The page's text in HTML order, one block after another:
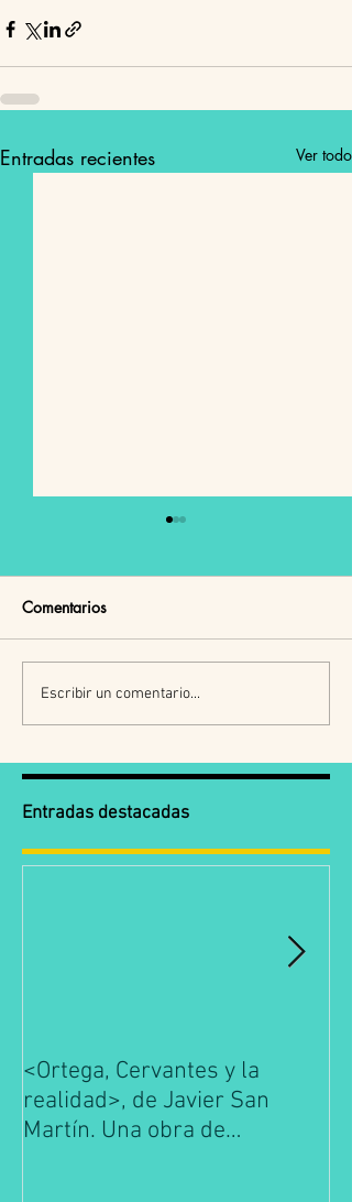
Entradas recientes Ver todo
Cuatro lecturas
recomendadas de la
Comentarios
Escribir un comentario...
Entradas destacadas
<Ortega, Cervantes y la
realidad>, de Javier San
Martín. Una obra de